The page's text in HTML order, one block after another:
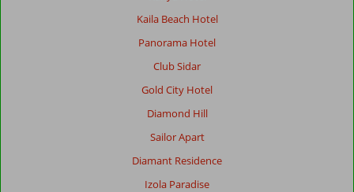
Kaila Beach Hotel
Panorama Hotel
Club Sidar
Gold City Hotel
Diamond Hill
Sailor Apart
Diamant Residence
Izola Paradise